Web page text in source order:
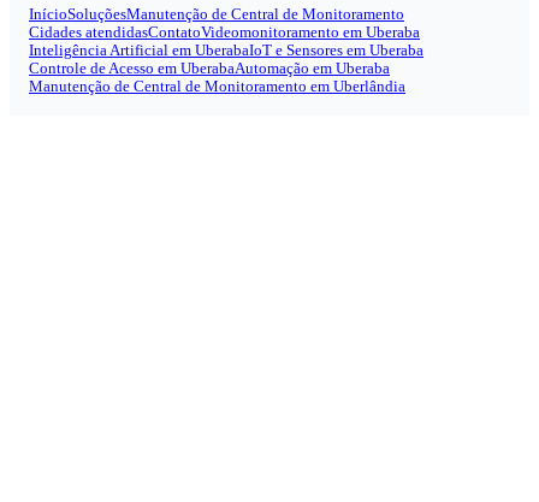
InícioSoluçõesManutenção de Central de Monitoramento
Cidades atendidasContatoVideomonitoramento em Uberaba
Inteligência Artificial em UberabaIoT e Sensores em Uberaba
Controle de Acesso em UberabaAutomação em Uberaba
Manutenção de Central de Monitoramento em Uberlândia